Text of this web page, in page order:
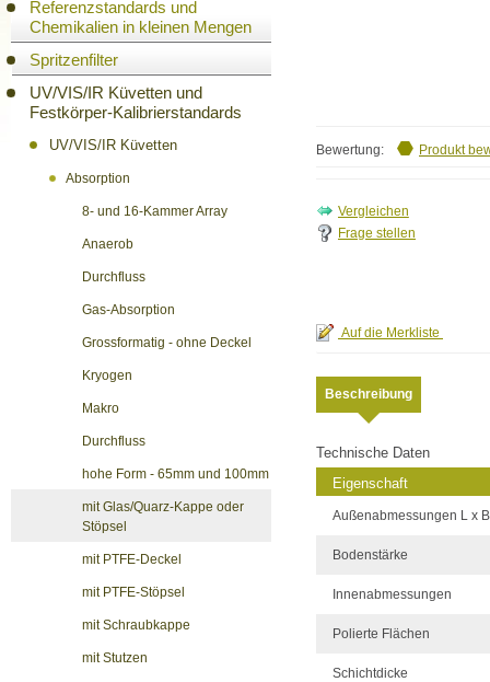
Referenzstandards und
Chemikalien in kleinen Mengen
Spritzenfilter
UV/VIS/IR Küvetten und
Festkörper-Kalibrierstandards
UV/VIS/IR Küvetten
Absorption
8- und 16-Kammer Array
Anaerob
Durchfluss
Gas-Absorption
Grossformatig - ohne Deckel
Kryogen
Makro
Durchfluss
hohe Form - 65mm und 100mm
mit Glas/Quarz-Kappe oder
Stöpsel
mit PTFE-Deckel
mit PTFE-Stöpsel
mit Schraubkappe
mit Stutzen
Bewertung: Produkt
Frage stellen
Beschreibung
Technische Daten
Eigenschaft
Außenabmessungen L x
Bodenstärke
Innenabmessungen
Polierte Flächen
Schichtdicke